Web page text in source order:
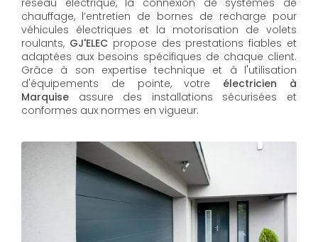
réseau électrique, la connexion de systèmes de
chauffage, l’entretien de bornes de recharge pour
véhicules électriques et la motorisation de volets
roulants, GJ'ELECpropose des prestations fiables et
adaptées aux besoins spécifiques de chaque client.
Grâce à son expertise technique et à l'utilisation
d'équipements de pointe, votre électricien à
Marquise assure des installations sécurisées et
conformes aux normes en vigueur.